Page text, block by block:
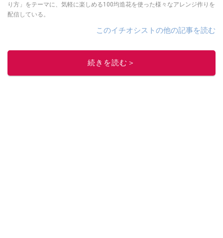
り方」をテーマに、気軽に楽しめる100均造花を使った様々なアレンジ作りを
配信している。
このイチオシストの他の記事を読む
続きを読む＞